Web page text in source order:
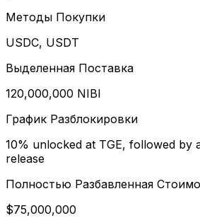
Методы Покупки
USDC, USDT
Выделенная Поставка
120,000,000 NIBI
График Разблокировки
10% unlocked at TGE, followed by
release
Полностью Разбавленная
$75,000,000